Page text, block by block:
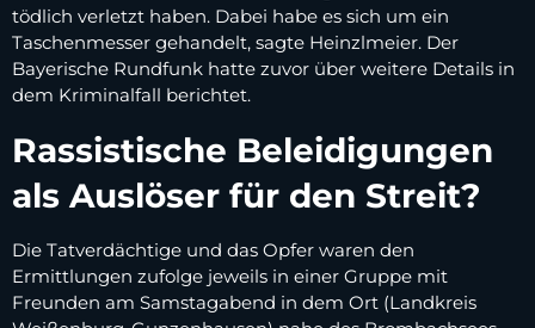
tödlich verletzt haben. Dabei habe es sich um ein
Taschenmesser gehandelt, sagte Heinzlmeier. Der
Bayerische Rundfunk hatte zuvor über weitere Details in
dem Kriminalfall berichtet.
Rassistische Beleidigungen
als Auslöser für den Streit?
Die Tatverdächtige und das Opfer waren den
Ermittlungen zufolge jeweils in einer Gruppe mit
Freunden am Samstagabend in dem Ort (Landkreis